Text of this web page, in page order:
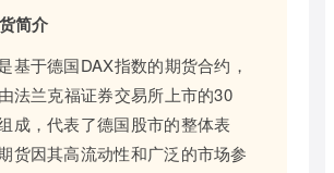
简介
基于德国DAX指数的期货合约，
法兰克福证券交易所上市的30
成，代表了德国股市的整体表
货因其高流动性和广泛的市场参